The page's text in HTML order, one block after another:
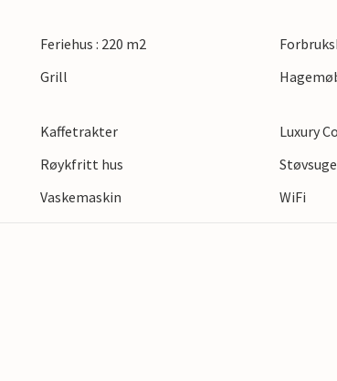
sjarmerende hjørnet av Istria med
og Rovinj.
deg i dette vakre feriehuset med
Feriehus : 220 m2
Grill
Kaffetrakter
Luxury
Røykfritt hus
Vaskemaskin WiFi